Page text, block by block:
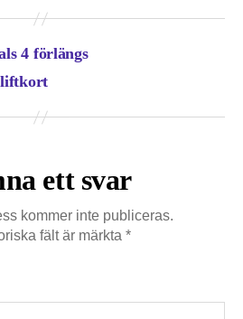
4 förlängs
liftkort
ett svar
kommer inte publiceras.
fält är märkta *